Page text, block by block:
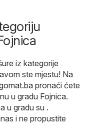
iz kategorije
ste mjestu! Na
pronaći ćete
u gradu Fojnica.
u gradu su .
i ne propustite